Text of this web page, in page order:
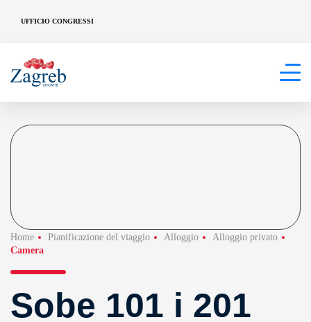
UFFICIO CONGRESSI
Home Pianificazione del viaggio Alloggio
Alloggio privato
Camera
Sobe 101 i 201